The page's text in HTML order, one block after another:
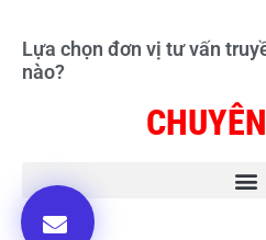
Lựa chọn đơn vị tư vấn
nào?